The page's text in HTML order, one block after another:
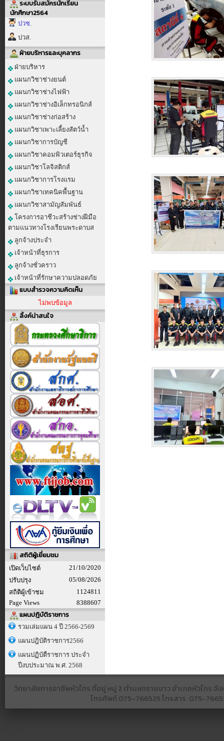
ระบบรับสมัครนักเรียน
นักศึกษา2564
ปวช.
ปวส.
ฝ่ายบริหารและบุคลากร
ฝ่ายบริหาร
แผนกวิชาช่างยนต์
แผนกวิชาช่างไฟฟ้า
แผนกวิชาช่างอิเล็กทรอนิกส์
แผนกวิชาช่างก่อสร้าง
แผนกวิชาเพาะเลี้ยงสัตว์น้ำ
แผนกวิชาการบัญชี
แผนกวิชาคอมพิวเตอร์ธุรกิจ
แผนกวิชาโลจิสติกส์
แผนกวิชาการโรงแรม
แผนกวิชาเทคนิคพื้นฐาน
แผนกวิชาสามัญสัมพันธ์
โครงการอาชีวะสร้างช่างฝีมือ
ตามแนวทางโรงเรียนพระดาบส
ลูกจ้างประจำ
เจ้าหน้าที่ธุรการ
ลูกจ้างชั่วคราว
เจ้าหน้าที่รักษาความปลอดภัย
แบบสำรวจความคิดเห็น
ไม่พบข้อมูล
ลิ้งค์น่าสนใจ
สถิติผู้เยี่ยมชม
เปิดเว็บไซต์
21/10/2020
ปรับปรุง
05/08/2026
สถิติผู้เข้าชม
1124811
Page Views
8388607
แผนปฎิบัติราชการ
รวมเล่มแผน 4 ปี 2566-2569
แผนปฎิบัติราชการ2566
แผนปฏิบัตืราชการ ประจำ
ปีงบประมาณ พ.ศ. 2568
วิทยาลัยการอาชีพหัวไทร ที่อยู่ หมู่ 2 ตำบลทรายขาว อำเภอหัวไทร จั
โทรศัพท์075-766525​ โทรสาร​ 075-